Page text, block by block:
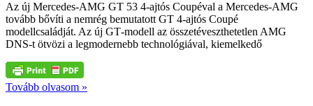
Az új Mercedes‑AMG GT 53 4‑ajtós Coupéval a Mercedes‑AMG
tovább bővíti a nemrég bemutatott GT 4‑ajtós Coupé
modellcsaládját. Az új GT‑modell az összetéveszthetetlen AMG
DNS‑t ötvözi a legmodernebb technológiával, kiemelkedő
Tovább olvasom »